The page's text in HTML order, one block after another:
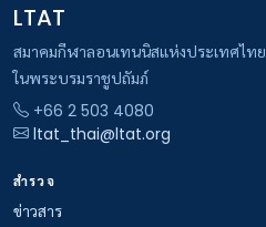
LTAT
สมาคมกีฬาลอนเทนนิสแห่งประเทศไทย
ในพระบรมราชูปถัมภ์
+66 2 503 4080
ltat_thai@ltat.org
สำรวจ
ข่าวสาร